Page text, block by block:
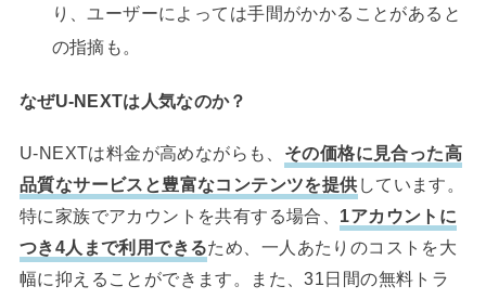
り、ユーザーによっては手間がかかることがあると
の指摘も。
なぜU-NEXTは人気なのか？
U-NEXTは料金が高めながらも、 その価格に見合った高
品質なサービスと豊富なコンテンツを提供 しています。
特に家族でアカウントを共有する場合、 1アカウントに
つき4人まで利用できるため、一人あたりのコストを大
幅に抑えることができます。また、31日間の無料トラ